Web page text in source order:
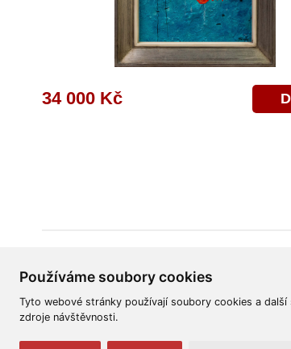
Používáme soubory cookies
Tyto webové stránky používají soubory cookies a
zdroje návštěvnosti.
34 000 Kč